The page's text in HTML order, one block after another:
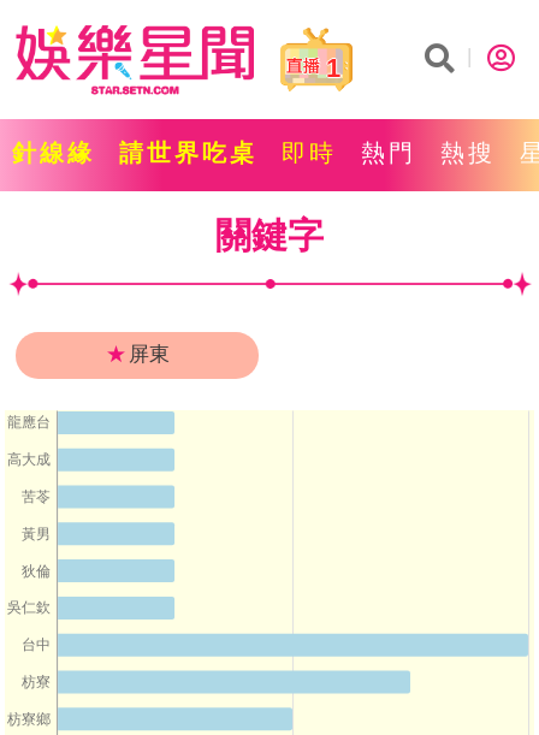
1
針線緣 請世界吃桌 即時 熱門 熱搜
關鍵字
★ 屏東
龍應台
高大成
苦苓
黃男
狄倫
吳仁欽
台中
枋寮
枋寮鄉